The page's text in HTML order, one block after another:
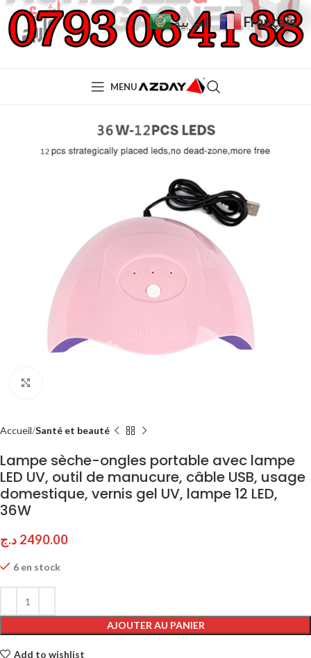
MENU
Accueil Santé et beauté
Lampe sèche-ongles portable avec lampe
LED UV, outil de manucure, câble USB, usage
domestique, vernis gel UV, lampe 12 LED,
36W
2490.00 د.ج
6 en stock
AJOUTER AU PANIER
Add to wishlist
العربية Français